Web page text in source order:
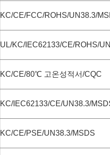
KC/CE/FCC/ROHS/UN38.3/
UL/KC/IEC62133/CE/ROHS/
KC/CE/80℃ 고온성적서/CQC
KC/IEC62133/CE/UN38.3/
KC/CE/PSE/UN38.3/MSDS